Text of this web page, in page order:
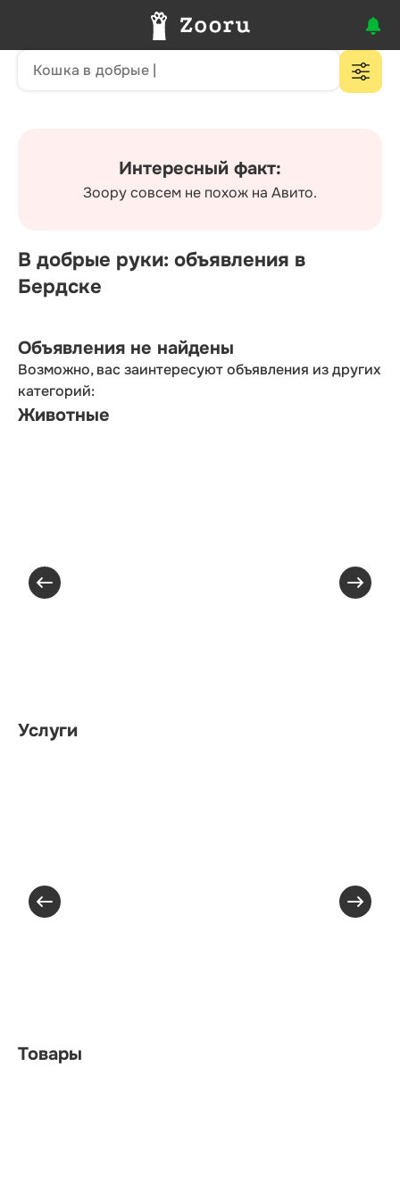
Интересный факт:
Зоору совсем не похож на Авито.
В добрые руки: объявления в
Бердске
Объявления не найдены
Возможно, вас заинтересуют объявления из других
категорий:
Животные
Услуги
Товары